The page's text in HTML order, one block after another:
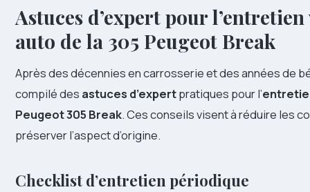
Astuces d’expert pour
auto de la 305 Peugeot Break
Après des décennies en carrosserie et des années de
compilé des astuces d’expertpratiques pour l’
Peugeot 305 Break. Ces conseils visent à réduire les
préserver l’aspect d’origine.
Checklist d’entretien périodique